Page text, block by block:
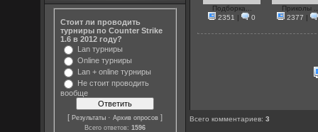
Стоит ли проводить
турниры по Counter Strike
1.6 в 2012 году?
Lan турниры
Online турниры
Lan + online турниры
Не стоит проводить
вообще
[Результаты ·Архив опросов ]
Всего ответов:1596
Подборка...
2351 | 0
Приколы
2377 |
Всего комментариев:3